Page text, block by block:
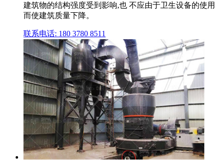
建筑物的结构强度受到影响,也 不应由于卫生设备的使用
而使建筑质量下降。
联系电话: 180 3780 8511